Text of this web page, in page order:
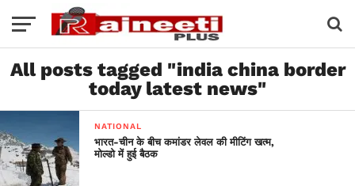
All posts tagged "india china border
today latest news"
NATIONAL
भारत-चीन के बीच कमांडर लेवल की मीटिंग खत्म,
मोल्डो में हुई बैठक